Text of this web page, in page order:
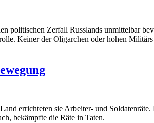
politischen Zerfall Russlands unmittelbar
Keiner der Oligarchen oder hohen
errichteten sie Arbeiter- und
bekämpfte die Räte in Taten.